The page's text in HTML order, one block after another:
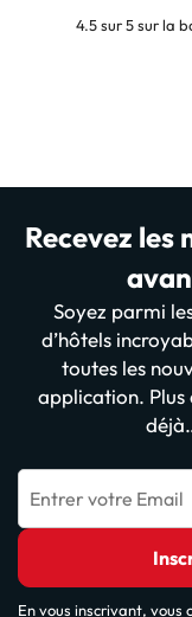
4.5 sur 5 sur la
Recevez
Soyez parmi
d’hôtels
toutes les
application.
Entrer votre Email
En vous inscrivant, vous